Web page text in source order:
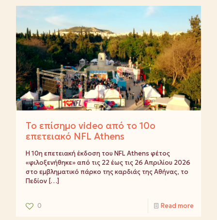
Το επίσημο video από το 10ο
επετειακό NFL Athens
Η 10η επετειακή έκδοση του NFL Athens φέτος
«φιλοξενήθηκε» από τις 22 έως τις 26 Απριλίου 2026
στο εμβληματικό πάρκο της καρδιάς της Αθήνας, το
Πεδίον […]
0 Read more